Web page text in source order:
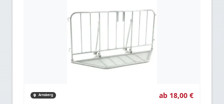
Arnsberg ab 18,00 €